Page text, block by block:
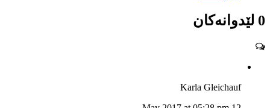
0 لێدوانەکان
Karla Gleichauf